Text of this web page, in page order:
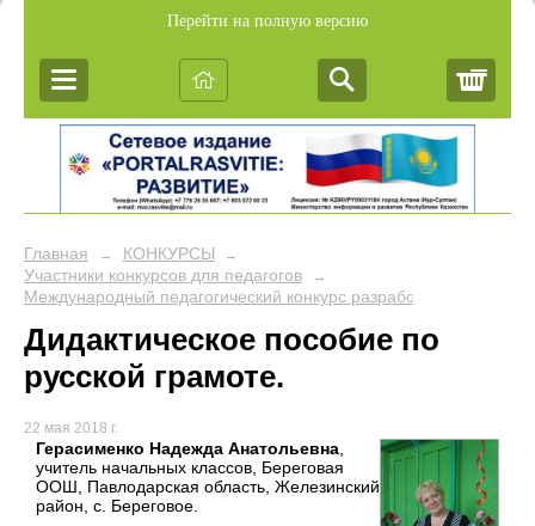
Перейти на полную версию
Главная → КОНКУРСЫ →
Участники конкурсов для педагогов →
Международный педагогический конкурс разработок учебных
Дидактическое пособие по
русской грамоте.
22 мая 2018 г.
Герасименко Надежда Анатольевна,
учитель начальных классов, Береговая
ООШ, Павлодарская область, Железинский
район, с. Береговое.